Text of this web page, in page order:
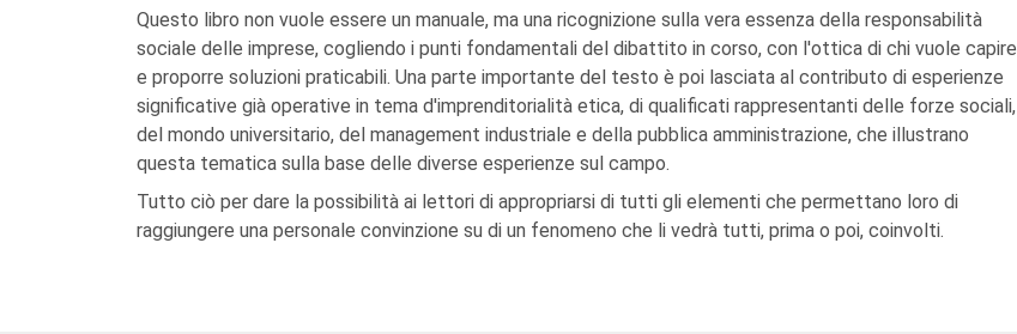
Questo libro non vuole essere un manuale, ma una ricognizione sulla vera essenza della responsabilità
sociale delle imprese, cogliendo i punti fondamentali del dibattito in corso, con l'ottica di chi vuole capire
e proporre soluzioni praticabili. Una parte importante del testo è poi lasciata al contributo di esperienze
significative già operative in tema d'imprenditorialità etica, di qualificati rappresentanti delle forze sociali,
del mondo universitario, del management industriale e della pubblica amministrazione, che illustrano
questa tematica sulla base delle diverse esperienze sul campo.
Tutto ciò per dare la possibilità ai lettori di appropriarsi di tutti gli elementi che permettano loro di
raggiungere una personale convinzione su di un fenomeno che li vedrà tutti, prima o poi, coinvolti.